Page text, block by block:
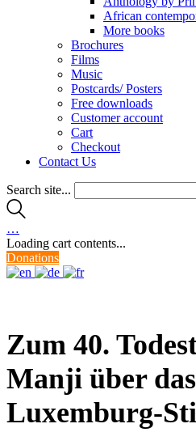
African
More books
Brochures
Films
Music
Postcards/ Posters
Free downloads
Customer account
Cart
Checkout
Contact Us
Search site...
…
Loading cart contents...
Donations
Zum 40.
Manji über
Luxemburg-